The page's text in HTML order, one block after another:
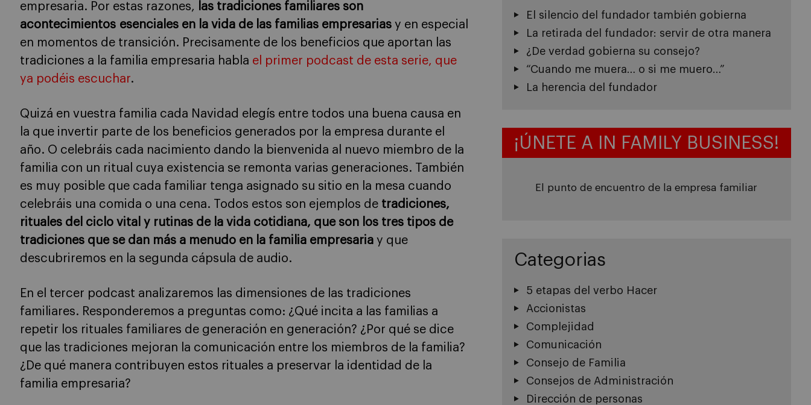
empresaria. Por estas razones,
las tradiciones familiares son
acontecimientos esenciales en la vida de las familias empresarias y en especial
en momentos de transición. Precisamente de los beneficios que aportan las
tradiciones a la familia empresaria habla el primer podcast de esta serie, que
ya podéis escuchar.
Quizá en vuestra familia cada Navidad elegís entre todos una buena causa en
la que invertir parte de los beneficios generados por la empresa durante el
año. O celebráis cada nacimiento dando la bienvenida al nuevo miembro de la
familia con un ritual cuya existencia se remonta varias generaciones. También
es muy posible que cada familiar tenga asignado su sitio en la mesa cuando
celebráis una comida o una cena. Todos estos son ejemplos de tradiciones,
rituales del ciclo vital y rutinas de la vida cotidiana, que son los tres tipos de
tradiciones que se dan más a menudo en la familia empresaria y que
descubriremos en la segunda cápsula de audio.
En el tercer podcast analizaremos las dimensiones de las tradiciones
familiares. Responderemos a preguntas como: ¿Qué incita a las familias a
repetir los rituales familiares de generación en generación? ¿Por qué se dice
que las tradiciones mejoran la comunicación entre los miembros de la familia?
¿De qué manera contribuyen estos rituales a preservar la identidad de la
familia empresaria?
El silencio del fundador también gobierna
La retirada del fundador: servir de otra manera
¿De verdad gobierna su consejo?
“Cuando me muera… o si me muero…”
La herencia del fundador
¡ÚNETE A IN FAMILY BUSINESS!
El punto de encuentro de la empresa familiar
Categorias
5 etapas del verbo Hacer
Accionistas
Complejidad
Comunicación
Consejo de Familia
Consejos de Administración
Dirección de personas